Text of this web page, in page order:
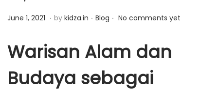
Posted on
June 1, 2021 J
e
,
. by kidza.in . Posted in
Blog . No comments yet
Warisan Alam dan
Budaya sebagai